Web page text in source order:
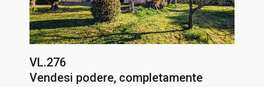
VL.276
Vendesi podere, completamente